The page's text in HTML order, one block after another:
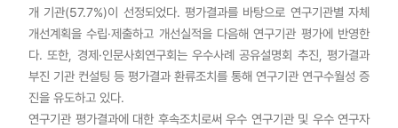
개 기관(57.7%)이 선정되었다. 평가결과를 바탕으로 연구기관별 자체
개선계획을 수립·제출하고 개선실적을 다음해 연구기관 평가에 반영한
다. 또한, 경제·인문사회연구회는 우수사례 공유설명회 추진, 평가결과
부진 기관 컨설팅 등 평가결과 환류조치를 통해 연구기관 연구수월성 증
진을 유도하고 있다.
연구기관 평가결과에 대한 후속조치로써 우수 연구기관 및 우수 연구자